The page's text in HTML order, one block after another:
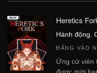
Heretics
Hành động
ĐĂNG VÀO
Ứng cử viên